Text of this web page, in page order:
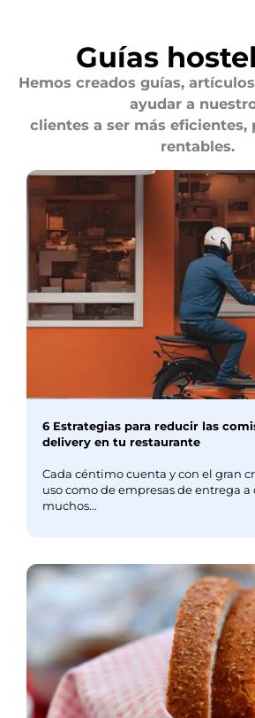
Guías
Hemos creados guías,
ayudar a
clientes a ser más eficientes,
rentables.
6 Estrategias para reducir las
delivery en tu restaurante
Cada céntimo cuenta y con el gran
uso como de empresas de entrega
muchos...